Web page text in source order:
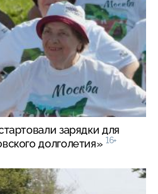
зарядки для
долголетия» 16+